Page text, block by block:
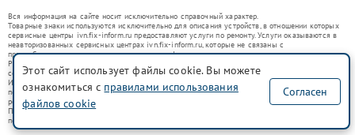
Вся информация на сайте носит исключительно справочный характер.
Товарные знаки используются исключительно для описания устройств, в отношении которых
сервисные центры ivn.fix-inform.ru предоставляют услуги по ремонту. Услуги оказываются в
неавторизованных сервисных центрах ivn.fix-inform.ru, которые не связаны с
правообладателями товарных знаков или их официальными представителями.
Ремонт осуществляется для устройств, уже введенных в гражданский оборот в соответствии
со статьей 1487 ГК РФ.
Использование товарных знаков не преследует цели индивидуализации услуг или введения
потребителей в заблуждение, а служит для информирования о предоставляемых услугах по
ремонту техники указанных брендов.
Представленная на сайте информация не является публичной офертой, определяемой
положениями Статьи 437(2) Гражданского кодекса РФ
Этот сайт использует файлы cookie. Вы можете
ознакомиться с правилами использования
файлов cookie
Согласен